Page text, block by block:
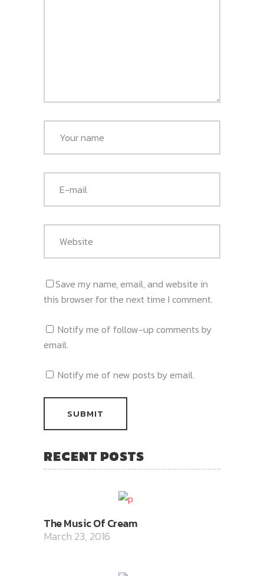
Save my name, email, and website in
this browser for the next time I comment.
Notify me of follow-up comments by
email.
Notify me of new posts by email.
RECENT POSTS
The Music Of Cream
March 23, 2016